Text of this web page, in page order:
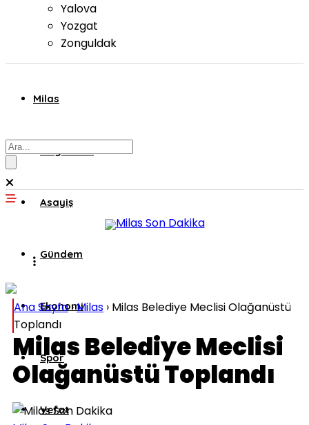
Yalova
Yozgat
Zonguldak
Milas
Muğla’dan
Asayiş
Gündem
Ekonomi
Spor
Vefat
Ana Sayfa›Milas › Milas Belediye Meclisi Olağanüstü
Toplandı
Milas Belediye Meclisi
Olağanüstü Toplandı